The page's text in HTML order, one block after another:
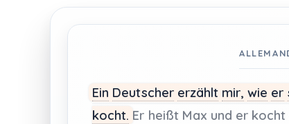
Ein Deutscher erzählt mir, wie er
kocht. Er heißt Max und er kocht